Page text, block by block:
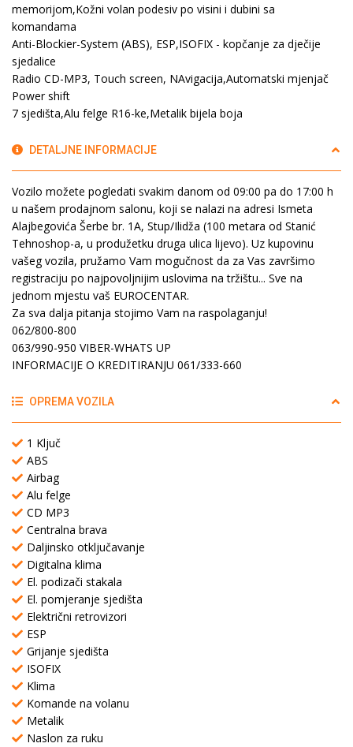
memorijom,Kožni volan podesiv po visini i dubini sa
komandama
Anti-Blockier-System (ABS), ESP,ISOFIX - kopčanje za dječije
sjedalice
Radio CD-MP3, Touch screen, NAvigacija,Automatski mjenjač
Power shift
7 sjedišta,Alu felge R16-ke,Metalik bijela boja
DETALJNE INFORMACIJE
Vozilo možete pogledati svakim danom od 09:00 pa do 17:00 h
u našem prodajnom salonu, koji se nalazi na adresi Ismeta
Alajbegovića Šerbe br. 1A, Stup/Ilidža (100 metara od Stanić
Tehnoshop-a, u produžetku druga ulica lijevo). Uz kupovinu
vašeg vozila, pružamo Vam mogučnost da za Vas završimo
registraciju po najpovoljnijim uslovima na tržištu... Sve na
jednom mjestu vaš EUROCENTAR.
Za sva dalja pitanja stojimo Vam na raspolaganju!
062/800-800
063/990-950 VIBER-WHATS UP
INFORMACIJE O KREDITIRANJU 061/333-660
OPREMA VOZILA
1 Ključ
ABS
Airbag
Alu felge
CD MP3
Centralna brava
Daljinsko otključavanje
Digitalna klima
El. podizači stakala
El. pomjeranje sjedišta
Električni retrovizori
ESP
Grijanje sjedišta
ISOFIX
Klima
Komande na volanu
Metalik
Naslon za ruku